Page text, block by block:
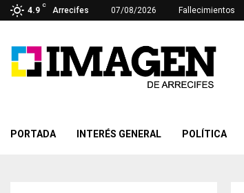
4.9
C
Arrecifes 07/08/2026 Fallecimientos
PORTADA INTERÉS GENERAL POLÍTICA